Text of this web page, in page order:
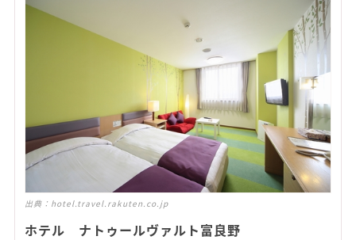
出典： hotel.travel.rakuten.co.jp
ホテル ナトゥールヴァルト富良野